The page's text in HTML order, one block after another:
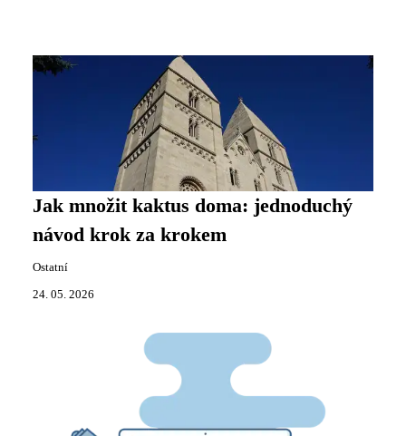
Jak množit kaktus doma: jednoduchý
návod krok za krokem
Ostatní
24. 05. 2026